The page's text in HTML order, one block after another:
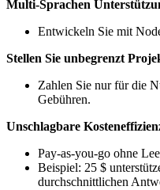
Multi-Sprachen
Entwickeln Sie mit
Stellen Sie unbegrenzt
Zahlen Sie nur für die
Gebühren.
Unschlagbare
Pay-as-you-go ohne
Beispiel: 25 $
durchschnittlichen